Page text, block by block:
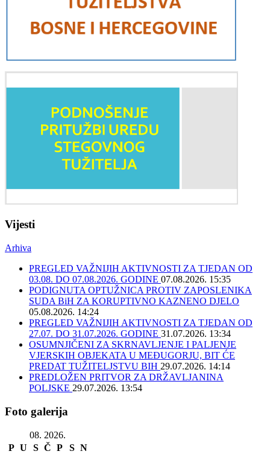
Vijesti
Arhiva
PREGLED VAŽNIJIH AKTIVNOSTI ZA TJEDAN OD
03.08. DO 07.08.2026. GODINE 07.08.2026. 15:35
PODIGNUTA OPTUŽNICA PROTIV ZAPOSLENIKA
SUDA BiH ZA KORUPTIVNO KAZNENO DJELO
05.08.2026. 14:24
PREGLED VAŽNIJIH AKTIVNOSTI ZA TJEDAN OD
27.07. DO 31.07.2026. GODINE 31.07.2026. 13:34
OSUMNJIČENI ZA SKRNAVLJENJE I PALJENJE
VJERSKIH OBJEKATA U MEĐUGORJU, BIT ĆE
PREDAT TUŽITELJSTVU BIH 29.07.2026. 14:14
PREDLOŽEN PRITVOR ZA DRŽAVLJANINA
POLJSKE 29.07.2026. 13:54
Foto galerija
08. 2026.
P U S Č P S N